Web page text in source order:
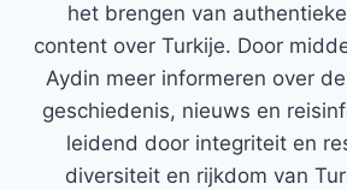
het brengen van
content over Turkije. Door
Aydin meer informeren over
geschiedenis, nieuws en
leidend door integriteit en
diversiteit en rijkdom van